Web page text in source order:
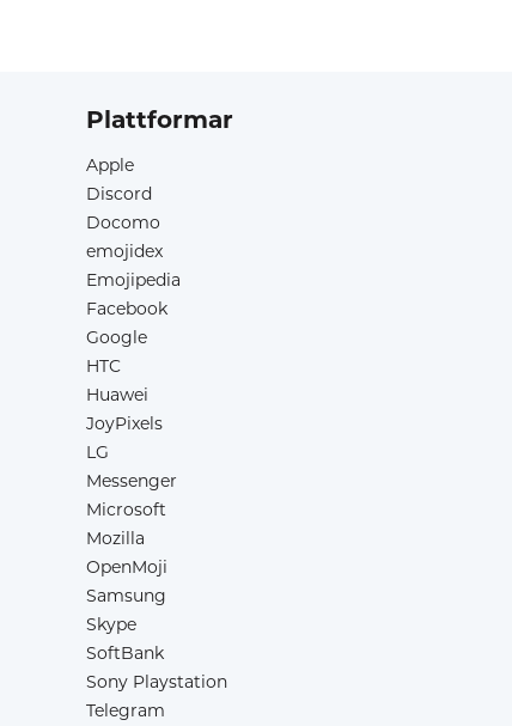
Plattformar
Apple
Discord
Docomo
emojidex
Emojipedia
Facebook
Google
HTC
Huawei
JoyPixels
LG
Messenger
Microsoft
Mozilla
OpenMoji
Samsung
Skype
SoftBank
Sony Playstation
Telegram